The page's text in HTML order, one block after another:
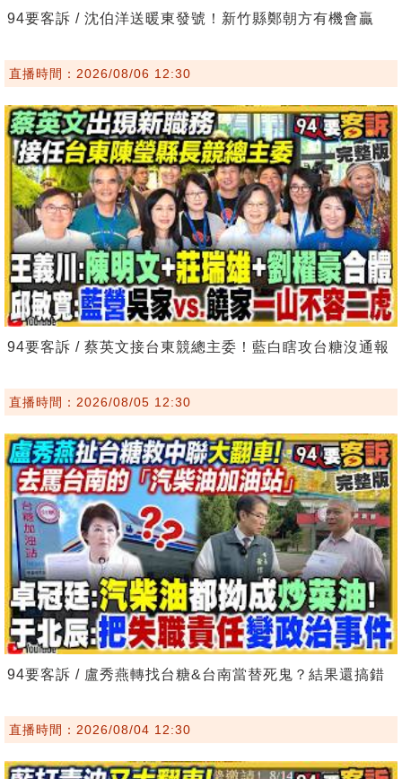
94要客訴 / 沈伯洋送暖東發號！新竹縣鄭朝方有機會贏
直播時間：2026/08/06 12:30
94要客訴 / 蔡英文接台東競總主委！藍白瞎攻台糖沒通報
直播時間：2026/08/05 12:30
94要客訴 / 盧秀燕轉找台糖&台南當替死鬼？結果還搞錯
直播時間：2026/08/04 12:30